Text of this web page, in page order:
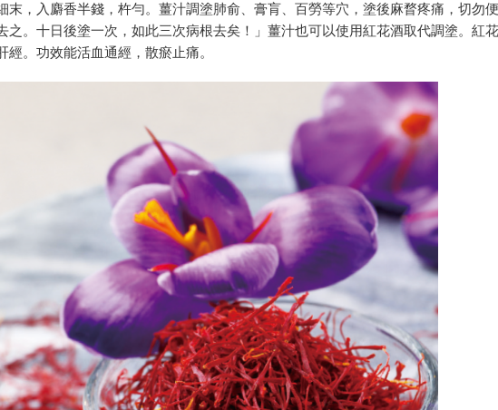
末，入麝香半錢，杵勻。薑汁調塗肺俞、膏肓、百勞等穴，塗後麻瞀疼痛，切勿便
之。十日後塗一次，如此三次病根去矣！」薑汁也可以使用紅花酒取代調塗。紅花
。功效能活血通經，散瘀止痛。